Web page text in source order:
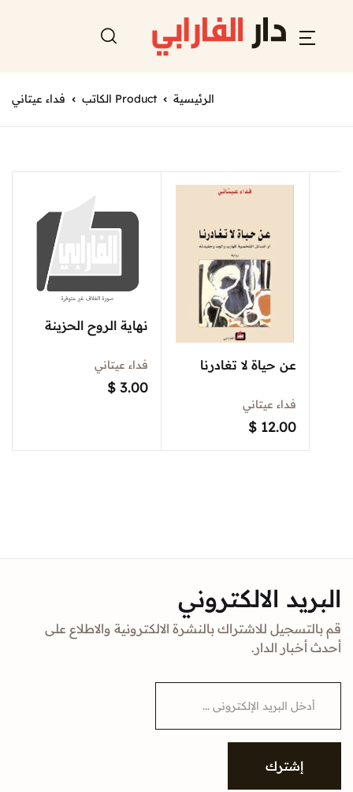
الرئيسية Product الكاتب فداء عيتاني
عن حياة لا تغادرنا
فداء عيتاني
$ 12.00
نهاية الروح الحزينة
فداء عيتاني
$3.00
البريد الالكتروني
قم بالتسجيل للاشتراك بالنشرة الالكترونية والاطلاع على
أحدث أخبار الدار.
i
إشترك